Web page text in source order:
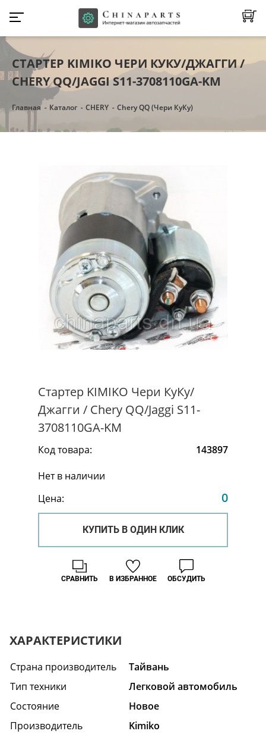
СТАРТЕР KIMIKO ЧЕРИ КУКУ/ДЖАГГИ /
CHERY QQ/JAGGI S11-3708110GA-KM
Главная Каталог CHERY Chery QQ (Чери КуКу)
Стартер KIMIKO Чери КуКу/
Джагги / Chery QQ/Jaggi S11-
3708110GA-KM
Код товара:
143897
Нет в наличии
Цена:
0
КУПИТЬ В ОДИН КЛИК
В ИЗБРАННОЕ
СРАВНИТЬ ОБСУДИТЬ
ХАРАКТЕРИСТИКИ
Страна производитель
Тайвань
Тип техники
Легковой автомобиль
Состояние
Hовое
Производитель
Kimiko